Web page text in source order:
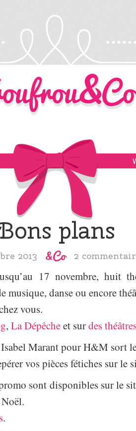
plans
2013 2
17 novembre, huit
musique, danse ou encore
vous.
, La Dépêcheet surdes
Marant pour H&M sort
vos pièces fétiches sur le
sont disponibles sur le
.